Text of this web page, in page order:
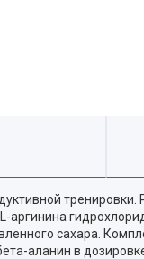
сахара.
аланин в